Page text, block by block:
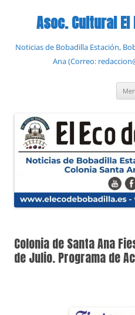
contenidoAsoc. Cultural
Noticias de Bobadilla Estación,
Ana (Correo:
Colonia de Santa Ana
de Julio. Programa de